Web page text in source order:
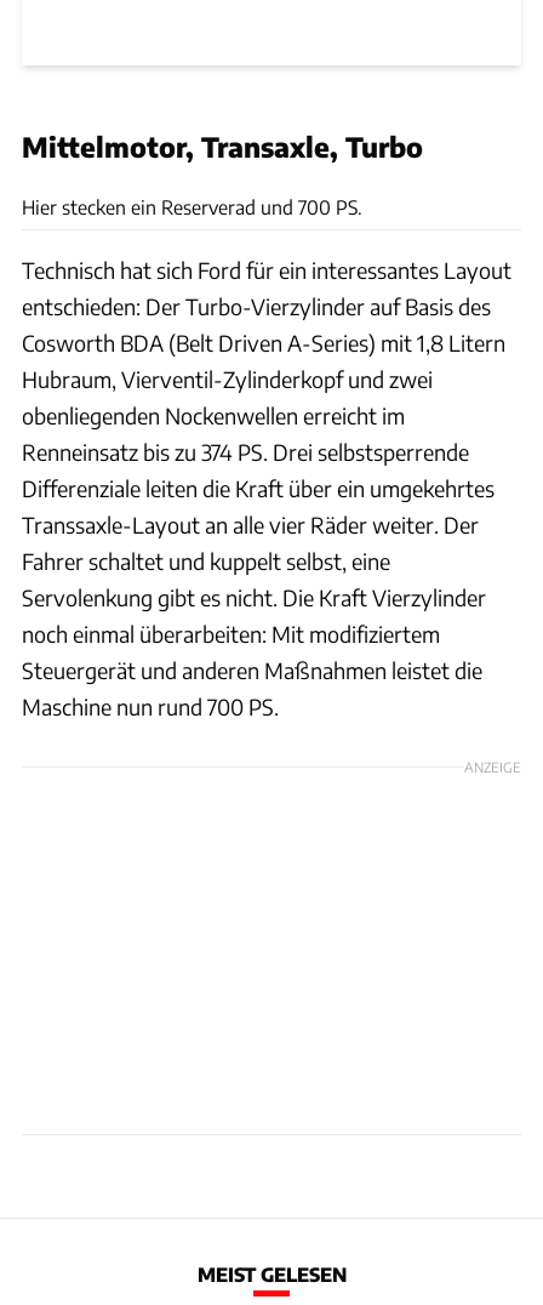
Mittelmotor, Transaxle, Turbo
Hier stecken ein Reserverad und 700 PS.
Technisch hat sich Ford für ein interessantes Layout
entschieden: Der Turbo-Vierzylinder auf Basis des
Cosworth BDA (Belt Driven A-Series) mit 1,8 Litern
Hubraum, Vierventil-Zylinderkopf und zwei
obenliegenden Nockenwellen erreicht im
Renneinsatz bis zu 374 PS. Drei selbstsperrende
Differenziale leiten die Kraft über ein umgekehrtes
Transsaxle-Layout an alle vier Räder weiter. Der
Fahrer schaltet und kuppelt selbst, eine
Servolenkung gibt es nicht. Die Kraft Vierzylinder
noch einmal überarbeiten: Mit modifiziertem
Steuergerät und anderen Maßnahmen leistet die
Maschine nun rund 700 PS.
ANZEIGE
MEIST GELESEN